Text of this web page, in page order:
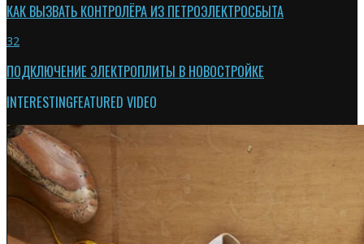
КАК ВЫЗВАТЬ КОНТРОЛЁРА ИЗ ПЕТРОЭЛЕКТРОСБЫТА
32
ПОДКЛЮЧЕНИЕ ЭЛЕКТРОПЛИТЫ В НОВОСТРОЙКЕ
INTERESTINGFEATURED VIDEO